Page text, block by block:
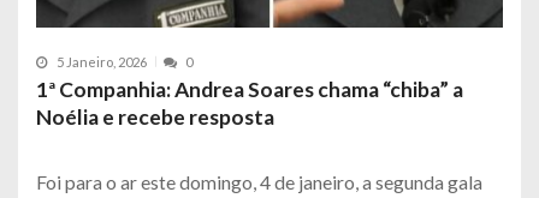
5 Janeiro, 2026 0
1ª Companhia: Andrea Soares chama “chiba” a
Noélia e recebe resposta
Foi para o ar este domingo, 4 de janeiro, a segunda gala